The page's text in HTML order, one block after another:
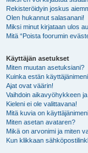
Rekisteröidyin joskus
Olen hukannut salasanani!
Miksi minut kirjataan ulos
Mitä “Poista foorumin
Käyttäjän asetukset
Miten muutan asetuksiani?
Kuinka estän
Ajat ovat väärin!
Vaihdoin aikavyöhykkeen
Kieleni ei ole valittavana!
Mitä kuvia on
Miten asetan avataren?
Mikä on arvonimi ja miten
Kun klikkaan